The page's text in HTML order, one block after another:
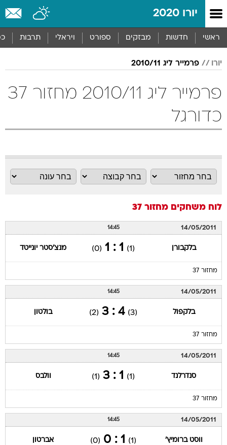
יורו 2020
ראשי חדשות מבזקים ספורט ויראלי תרבות
יורו פרמייר ליג 2010/11
פרמייר ליג 2010/11 מחזור 37
כדורגל
לוח משחקים מחזור 37
14/05/2011
14:45
בלקבורן (1)
1 : 1
(0) מנצ'סטר יונייטד
מחזור 37
14/05/2011
14:45
בלקפול (3)
4 : 3
(2) בולטון
מחזור 37
14/05/2011
14:45
סנדרלנד (1)
1 : 3
(1) וולבס
מחזור 37
14/05/2011
14:45
ווסט ברומיץ' (1)
1 : 0
(0) אברטון